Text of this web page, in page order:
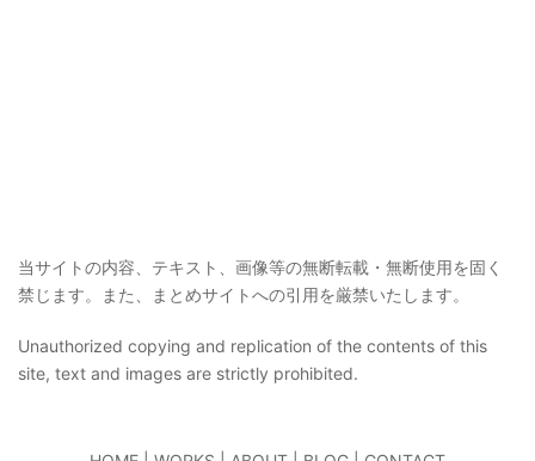
当サイトの内容、テキスト、画像等の無断転載・無断使用を固く
禁じます。また、まとめサイトへの引用を厳禁いたします。
Unauthorized copying and replication of the contents of this
site, text and images are strictly prohibited.